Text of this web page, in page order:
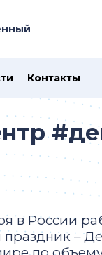
Контакты
в России
–